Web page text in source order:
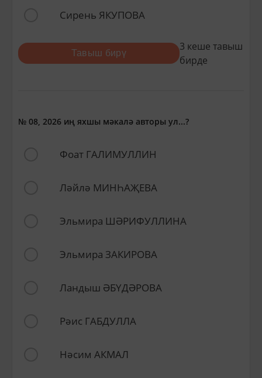
Сирень ЯКУПОВА
Тавыш бирү
3 кеше тавыш
бирде
№ 08, 2026 иң яхшы мәкалә авторы ул...?
Фоат ГАЛИМУЛЛИН
Ләйлә МИНҺАҖЕВА
Эльмира ШӘРИФУЛЛИНА
Эльмира ЗАКИРОВА
Ландыш ӘБҮДӘРОВА
Рәис ГАБДУЛЛА
Нәсим АКМАЛ